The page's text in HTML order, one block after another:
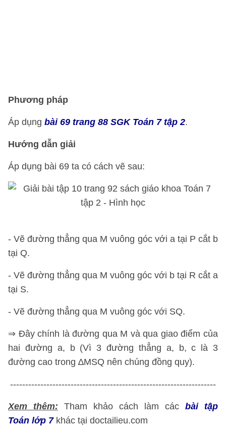
Phương pháp
Áp dụng bài 69 trang 88 SGK Toán 7 tập 2.
Hướng dẫn giải
Áp dụng bài 69 ta có cách vẽ sau:
- Vẽ đường thẳng qua M vuông góc với a tại P cắt b
tại Q.
- Vẽ đường thẳng qua M vuông góc với b tại R cắt a
tại S.
- Vẽ đường thẳng qua M vuông góc với SQ.
⇒ Đây chính là đường qua M và qua giao điểm của
hai đường a, b (Vì 3 đường thẳng a, b, c là 3
đường cao trong ∆MSQ nên chúng đồng quy).
--------------------------------------------------------------------
Xem thêm: Tham khảo cách làm các bài tập
Toán lớp 7khác tại doctailieu.com